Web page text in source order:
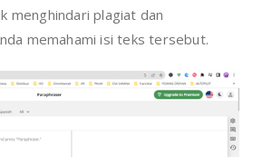
menghindari plagiat dan
memahami isi teks tersebut.